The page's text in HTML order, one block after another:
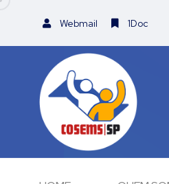
Webmail 1Doc